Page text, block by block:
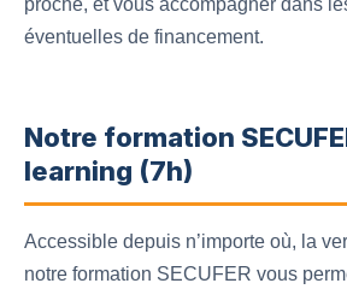
proche, et vous accompagner dans
éventuelles de financement.
Notre formation
learning (7h)
Accessible depuis n’importe où, la
notre formation SECUFER vous